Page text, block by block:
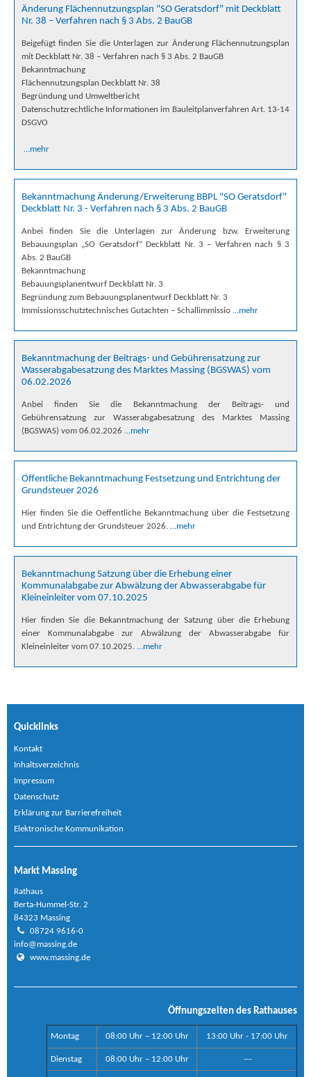
Änderung Flächennutzungsplan "SO Geratsdorf" mit Deckblatt
Nr. 38 – Verfahren nach § 3 Abs. 2 BauGB
Beigefügt finden Sie die Unterlagen zur Änderung Flächennutzungsplan
mit Deckblatt Nr. 38 – Verfahren nach § 3 Abs. 2 BauGB
Bekanntmachung
Flächennutzungsplan Deckblatt Nr. 38
Begründung und Umweltbericht
Datenschutzrechtliche Informationen im Bauleitplanverfahren Art. 13-14
DSGVO
…mehr
Bekanntmachung Änderung/Erweiterung BBPL "SO Geratsdorf"
Deckblatt Nr. 3 - Verfahren nach § 3 Abs. 2 BauGB
Anbei finden Sie die Unterlagen zur Änderung bzw. Erweiterung
Bebauungsplan „SO Geratsdorf“ Deckblatt Nr. 3 – Verfahren nach § 3
Abs. 2 BauGB
Bekanntmachung
Bebauungsplanentwurf Deckblatt Nr. 3
Begründung zum Bebauungsplanentwurf Deckblatt Nr. 3
Immissionsschutztechnisches Gutachten – Schallimmissio …mehr
Bekanntmachung der Beitrags- und Gebührensatzung zur
Wasserabgabesatzung des Marktes Massing (BGSWAS) vom
06.02.2026
Anbei finden Sie die Bekanntmachung der Beitrags- und
Gebührensatzung zur Wasserabgabesatzung des Marktes Massing
(BGSWAS) vom 06.02.2026 …mehr
Öffentliche Bekanntmachung Festsetzung und Entrichtung der
Grundsteuer 2026
Hier finden Sie die Oeffentliche Bekanntmachung über die Festsetzung
und Entrichtung der Grundsteuer 2026. …mehr
Bekanntmachung Satzung über die Erhebung einer
Kommunalabgabe zur Abwälzung der Abwasserabgabe für
Kleineinleiter vom 07.10.2025
Hier finden Sie die Bekanntmachung der Satzung über die Erhebung
einer Kommunalabgabe zur Abwälzung der Abwasserabgabe für
Kleineinleiter vom 07.10.2025. …mehr
Quicklinks
Kontakt
Inhaltsverzeichnis
Impressum
Datenschutz
Erklärung zur Barrierefreiheit
Elektronische Kommunikation
Markt Massing
Rathaus
Berta-Hummel-Str. 2
84323 Massing
08724 9616-0
info@massing.de
www.massing.de
Öffnungszeiten des Rathauses
Montag 08:00 Uhr – 12:00 Uhr 13:00 Uhr - 17:00 Uhr
Dienstag 08:00 Uhr – 12:00 Uhr ---